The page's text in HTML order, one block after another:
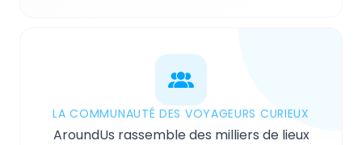
LA COMMUNAUTÉ DES VOYAGEURS CURIEUX
AroundUs rassemble des milliers de lieux